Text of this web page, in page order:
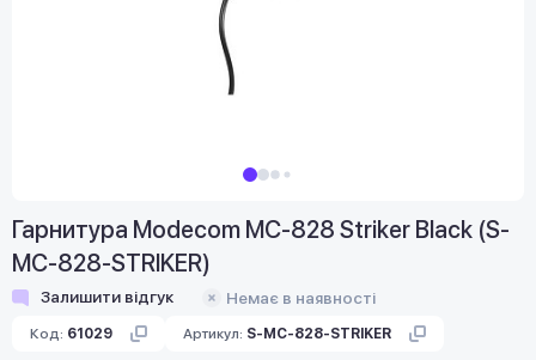
Гарнитура Modecom MC-828 Striker Black (S-
MC-828-STRIKER)
Залишити відгук Немає в наявності
Код: 61029 Артикул: S-MC-828-STRIKER